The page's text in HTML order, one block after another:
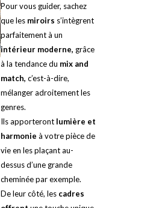
Pour vous guider, sachez
que les miroirs s’intègrent
parfaitement à un
intérieur moderne, grâce
à la tendance du mix and
match,c’est-à-dire,
mélanger adroitement les
genres.
Ils apporteront lumière et
harmonie à votre pièce de
vie en les plaçant au-
dessus d’une grande
cheminée par exemple.
De leur côté, les cadres